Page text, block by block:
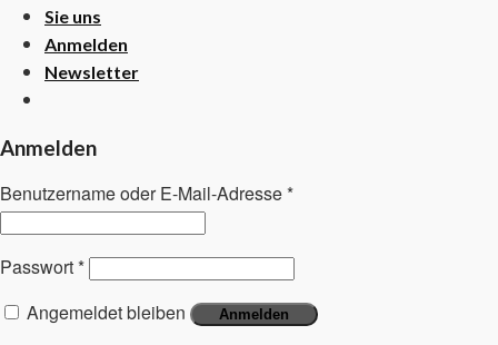
Sie uns
Anmelden
Newsletter
Anmelden
Benutzername oder E-Mail-Adresse*
Passwort*
Angemeldet bleiben
Anmelden